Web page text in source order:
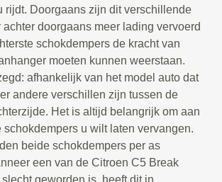
rijdt. Doorgaans zijn dit verschillende
achter doorgaans meer lading vervoerd
schokdempers de kracht van
moeten kunnen weerstaan.
afhankelijk van het model auto dat
andere verschillen zijn tussen de
Het is altijd belangrijk om aan
schokdempers u wilt laten vervangen.
beide schokdempers per as
een van de Citroen C5 Break